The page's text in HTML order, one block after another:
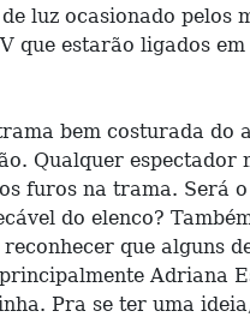
luz ocasionado pelos
que estarão ligados em
bem costurada do
Qualquer espectador
furos na trama. Será
do elenco?
que alguns
Adriana
Pra se ter uma